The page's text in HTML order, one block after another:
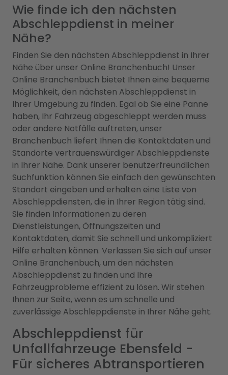
Wie finde ich den nächsten
Abschleppdienst in meiner
Nähe?
Finden Sie den nächsten Abschleppdienst in Ihrer
Nähe über unser Online Branchenbuch! Unser
Online Branchenbuch bietet Ihnen eine bequeme
Möglichkeit, den nächsten Abschleppdienst in
Ihrer Umgebung zu finden. Egal ob Sie eine Panne
haben, Ihr Fahrzeug abgeschleppt werden muss
oder andere Notfälle auftreten, unser
Branchenbuch liefert Ihnen die Kontaktdaten und
Standorte vertrauenswürdiger Abschleppdienste
in Ihrer Nähe. Dank unserer benutzerfreundlichen
Suchfunktion können Sie einfach den gewünschten
Standort eingeben und erhalten eine Liste von
Abschleppdiensten, die in Ihrer Region tätig sind.
Sie finden Informationen zu deren
Dienstleistungen, Öffnungszeiten und
Kontaktdaten, damit Sie schnell und unkompliziert
Hilfe erhalten können. Verlassen Sie sich auf unser
Online Branchenbuch, um den nächsten
Abschleppdienst zu finden und Ihre
Fahrzeugprobleme effizient zu lösen. Wir stehen
Ihnen zur Seite, wenn es um schnelle und
zuverlässige Abschleppdienste in Ihrer Nähe geht.
Abschleppdienst für
Unfallfahrzeuge Ebensfeld -
Für sicheres Abtransportieren